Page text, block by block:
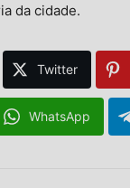
da cidade.
Twitter
WhatsApp